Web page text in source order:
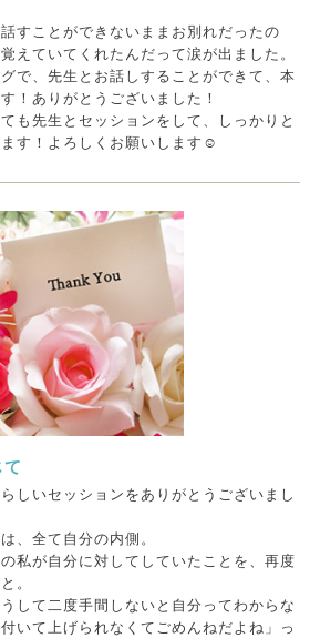
すことができないままお別れだったの
えていてくれたんだって涙が出ました。
で、先生とお話しすることができて、本
！ありがとうございました！
も先生とセッションをして、しっかりと
す！よろしくお願いします☺️
しいセッションをありがとうございまし
、全て自分の内側。
私が自分に対してしていたことを、再度
。
して二度手間しないと自分ってわからな
いて上げられなくてごめんねだよね」っ